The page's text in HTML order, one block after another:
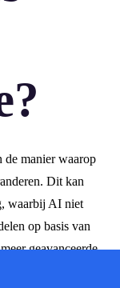
de manier waarop
Dit kan
waarbij AI niet
op basis van
geavanceerde